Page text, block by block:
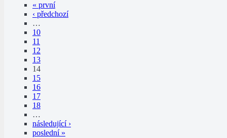
« první
‹ předchozí
…
10
11
12
13
14
15
16
17
18
…
následující ›
poslední »